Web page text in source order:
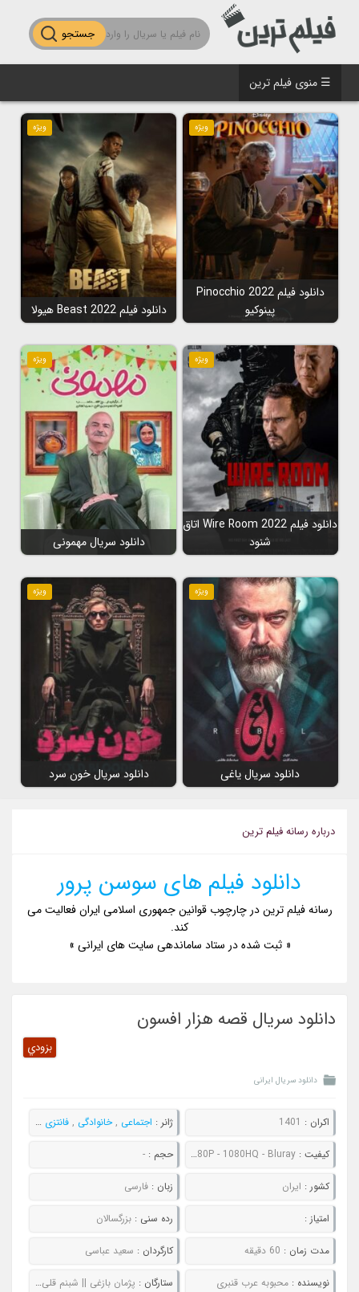
جستجو
☰ منوی فیلم ترین
ویژه
دانلود فیلم Pinocchio 2022
پینوکیو
ویژه
دانلود فیلم Beast 2022 هیولا
ویژه
دانلود فیلم Wire Room 2022 اتاق
شنود
ویژه
دانلود سریال مهمونی
ویژه
دانلود سریال یاغی
ویژه
دانلود سریال خون سرد
درباره رسانه فیلم ترین
دانلود فیلم های سوسن پرور
رسانه فیلم ترین در چارچوب قوانین جمهوری اسلامی ایران فعالیت می
کند.
« ثبت شده در ستاد ساماندهی سایت های ایرانی »
دانلود سریال قصه هزار افسون
بزودي
دانلود سریال ایرانی
اکران : 1401 ژانر : اجتماعی ,خانوادگی , فانتزی
کیفیت :480P - 720P - 1080P - 1080HQ - Bluray حجم : -
کشور : ایران زبان : فارسی
امتیاز : رده سنی : بزرگسالان
مدت زمان : 60 دقیقه کارگردان : سعید عباسی
نویسنده :محبوبه عرب قنبری ستارگان : پژمان بازغی || شبنم قلی خانی || نگار عابدی || مهران رجبی || اتابک نادری